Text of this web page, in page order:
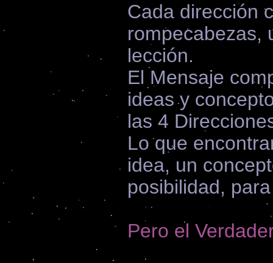
Cada dirección
rompecabezas,
lección.
El Mensaje
ideas y
las 4
Lo que
idea, un
posibilidad,
Pero el